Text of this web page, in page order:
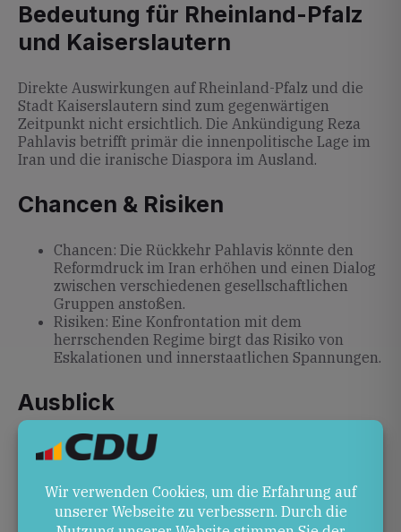
Bedeutung für Rheinland-Pfalz
und Kaiserslautern
Direkte Auswirkungen auf Rheinland-Pfalz und die
Stadt Kaiserslautern sind zum gegenwärtigen
Zeitpunkt nicht ersichtlich. Die Ankündigung Reza
Pahlavis betrifft primär die innenpolitische Lage im
Iran und die iranische Diaspora im Ausland.
Chancen & Risiken
Chancen: Die Rückkehr Pahlavis könnte den
Reformdruck im Iran erhöhen und einen Dialog
zwischen verschiedenen gesellschaftlichen
Gruppen anstoßen.
Risiken: Eine Konfrontation mit dem
herrschenden Regime birgt das Risiko von
Eskalationen und innerstaatlichen Spannungen.
Ausblick
Ob und wann Reza Pahlavi tatsächlich in den Iran
zurückkehren wird, bleibt unklar. Die weitere
Entwicklung hängt von seiner Unterstützung
innerhalb des Landes, der Reaktion des Regimes und
der internationalen Beobachtung ab.